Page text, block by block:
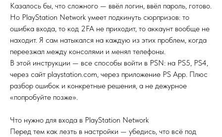
Казалось бы, что сложного — ввёл логин, ввёл пароль, готово.
Но PlayStation Network умеет подкинуть сюрпризов: то
ошибка входа, то код 2FA не приходит, то аккаунт вообще не
находит. Я сам натыкался на каждую из этих проблем, когда
переезжал между консолями и менял телефоны.
В этой инструкции — все способы войти в PSN: на PS5, PS4,
через сайт playstation.com, через приложение PS App. Плюс
разбор ошибок и конкретные решения, а не дежурное
«попробуйте позже».
Что нужно для входа в PlayStation Network
Перед тем как лезть в настройки — убедись, что всё под